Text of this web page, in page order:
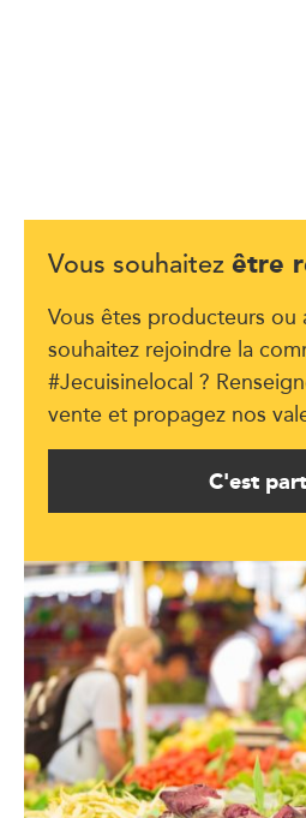
Vous souhaitez être
Vous êtes producteurs ou
souhaitez rejoindre la
#Jecuisinelocal ?
vente et propagez nos
C'est